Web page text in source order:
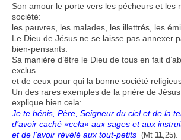
Son amour le porte vers les pécheurs et les
société:
les pauvres, les malades, les illettrés, les
Le Dieu de Jésus ne se laisse pas annexer
bien-pensants.
Sa manière d’être le Dieu de tous en fait
exclus
et de ceux pour qui la bonne société
Un des rares exemples de la prière de
explique bien cela:
Je te bénis, Père, Seigneur du ciel et de la
d’avoir caché «cela» aux sages et aux
et de l’avoir révélé aux tout-petits (Mt 11 ,25)